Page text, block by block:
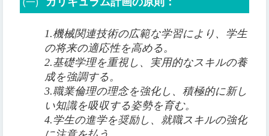
1.機械関連技術の広範な学習により、学生
の将来の適応性を高める。
2.基礎学理を重視し、実用的なスキルの養
成を強調する。
3.職業倫理の理念を強化し、積極的に新し
い知識を吸収する姿勢を育む。
4.学生の進学を奨励し、就職スキルの強化